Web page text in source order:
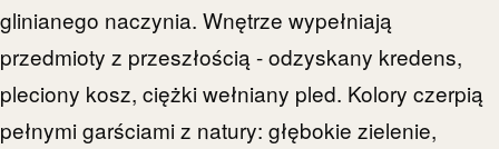
glinianego naczynia. Wnętrze wypełniają
przedmioty z przeszłością - odzyskany kredens,
pleciony kosz, ciężki wełniany pled. Kolory czerpią
pełnymi garściami z natury: głębokie zielenie,